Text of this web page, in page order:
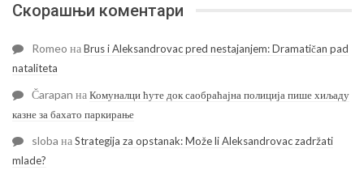
Скорашњи коментари
Romeo наBrus i Aleksandrovac pred nestajanjem: Dramatičan pad
nataliteta
Čarapan наКомуналци ћуте док саобраћајна полиција пише хиљаду
казне за бахато паркирање
sloba наStrategija za opstanak: Može li Aleksandrovac zadržati
mlade?